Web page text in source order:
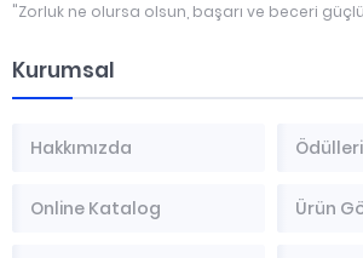
"Zorluk ne olursa olsun, başarı ve beceri
Kurumsal
Hakkımızda
Online Katalog Ürün